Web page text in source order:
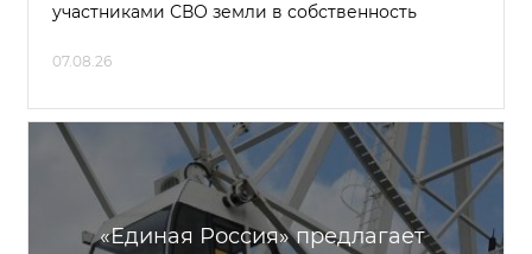
участниками СВО земли в собственность
07.08.26
«Единая Россия» предлагает